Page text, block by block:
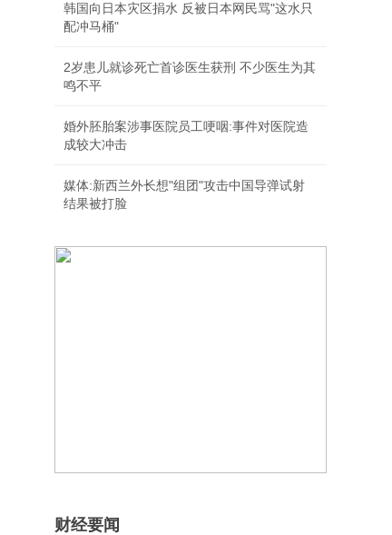
韩国向日本灾区捐水 反被日本网民骂"这水只
配冲马桶"
2岁患儿就诊死亡首诊医生获刑 不少医生为其
鸣不平
婚外胚胎案涉事医院员工哽咽:事件对医院造
成较大冲击
媒体:新西兰外长想"组团"攻击中国导弹试射
结果被打脸
财经要闻